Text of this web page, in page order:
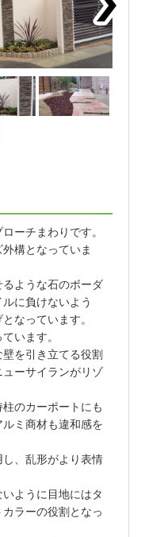
ーチまわりです。
構となっていま
ような石のボーダ
に負けないよう
なっています。
います。
を引き立てる役割
ーサイランがリゾ
のカーポートにも
ミ商材も違和感を
、乱形がより表情
ように目地にはタ
ラーの役割となっ